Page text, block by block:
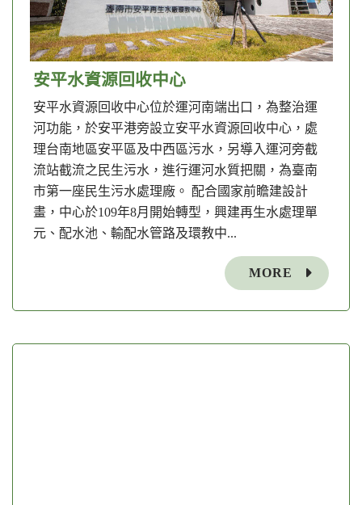
安平水資源回收中心
安平水資源回收中心位於運河南端出口，為整治運
河功能，於安平港旁設立安平水資源回收中心，處
理台南地區安平區及中西區污水，另導入運河旁截
流站截流之民生污水，進行運河水質把關，為臺南
市第一座民生污水處理廠。 配合國家前瞻建設計
畫，中心於109年8月開始轉型，興建再生水處理單
元、配水池、輸配水管路及環教中...
MORE